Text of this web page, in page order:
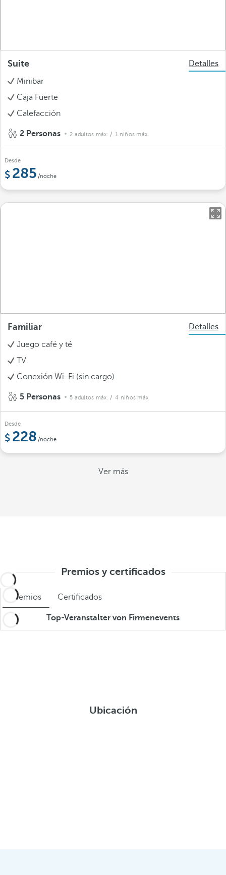
Suite
Detalles
Minibar
Caja Fuerte
Calefacción
2 Personas 2 adultos máx. / 1 niños máx.
Desde
285 /noche
Familiar
Detalles
Juego café y té
TV
Conexión Wi-Fi (sin cargo)
5 Personas 5 adultos máx. / 4 niños máx.
Desde
228 /noche
Ver más
Premios y certificados
Premios Certificados
Top-Veranstalter von Firmenevents
Ubicación